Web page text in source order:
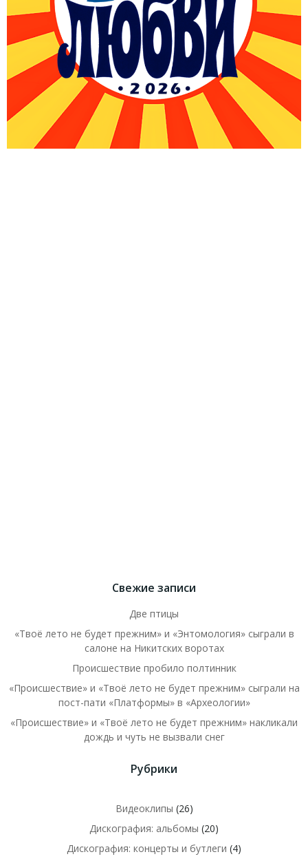
Свежие записи
Две птицы
«Твоё лето не будет прежним» и «Энтомология» сыграли в
салоне на Никитских воротах
Происшествие пробило полтинник
«Происшествие» и «Твоё лето не будет прежним» сыграли на
пост-пати «Платформы» в «Археологии»
«Происшествие» и «Твоё лето не будет прежним» накликали
дождь и чуть не вызвали снег
Рубрики
Видеоклипы (26)
Дискография: альбомы (20)
Дискография: концерты и бутлеги (4)